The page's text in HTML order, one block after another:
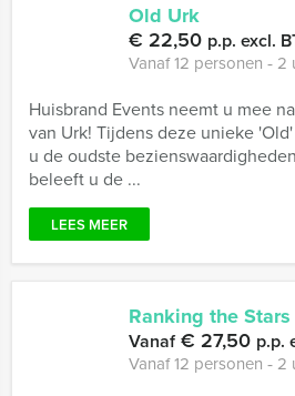
Old Urk
€ 22,50 p.p. excl.
Vanaf 12 personen ‐
Huisbrand Events neemt u mee
van Urk! Tijdens deze unieke
u de oudste
beleeft u de ...
LEES MEER
Ranking the
Vanaf€ 27,50 p.p.
Vanaf 12 personen ‐